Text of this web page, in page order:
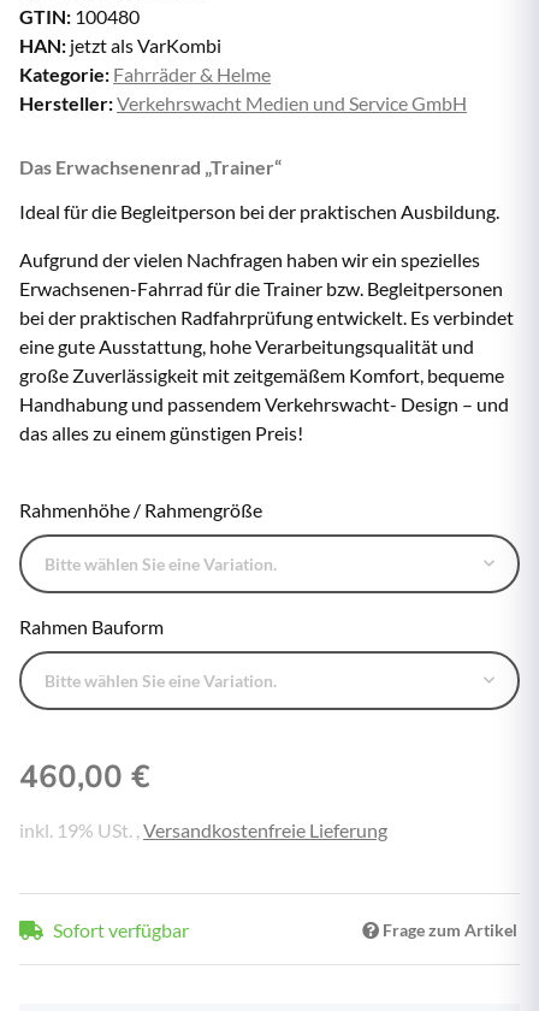
GTIN: 100480
HAN: jetzt als VarKombi
Kategorie: Fahrräder & Helme
Hersteller:Verkehrswacht Medien und Service GmbH
Das Erwachsenenrad „Trainer“
Ideal für die Begleitperson bei der praktischen Ausbildung.
Aufgrund der vielen Nachfragen haben wir ein spezielles
Erwachsenen-Fahrrad für die Trainer bzw. Begleitpersonen
bei der praktischen Radfahrprüfung entwickelt. Es verbindet
eine gute Ausstattung, hohe Verarbeitungsqualität und
große Zuverlässigkeit mit zeitgemäßem Komfort, bequeme
Handhabung und passendem Verkehrswacht- Design – und
das alles zu einem günstigen Preis!
Rahmenhöhe / Rahmengröße
Bitte wählen Sie eine Variation.
Rahmen Bauform
Bitte wählen Sie eine Variation.
460,00 €
inkl. 19% USt. , Versandkostenfreie Lieferung
Sofort verfügbar Frage zum Artikel